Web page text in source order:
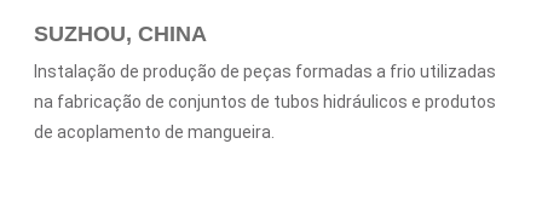
SUZHOU, CHINA
Instalação de produção de peças formadas a frio utilizadas
na fabricação de conjuntos de tubos hidráulicos e produtos
de acoplamento de mangueira.